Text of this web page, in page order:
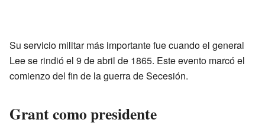
Su servicio militar más importante fue cuando el general
Lee se rindió el 9 de abril de 1865. Este evento marcó el
comienzo del fin de la guerra de Secesión.
Grant como presidente